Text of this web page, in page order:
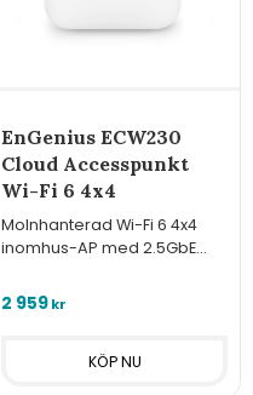
EnGenius ECW230
Cloud Accesspunkt
Wi-Fi 6 4x4
Molnhanterad Wi-Fi 6 4x4
inomhus-AP med 2.5GbE
2400/1200 Mbps.
2 959kr